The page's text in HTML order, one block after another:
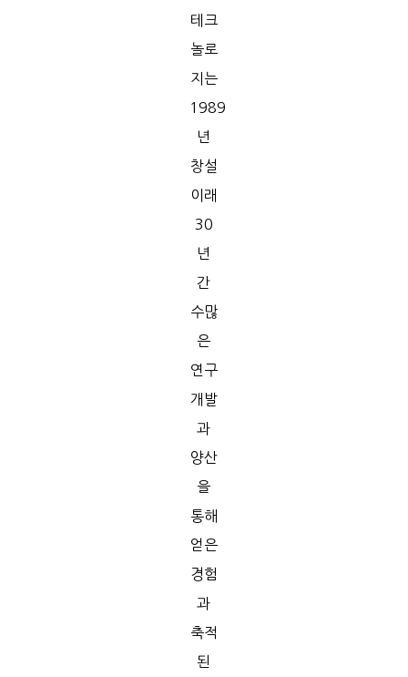
테크
놀로
지는
1989
년
창설
이래
30
년
간
수많
은
연구
개발
과
양산
을
통해
얻은
경험
과
축적
된